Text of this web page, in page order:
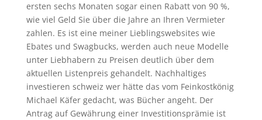
ersten sechs Monaten sogar einen Rabatt von 90 %,
wie viel Geld Sie über die Jahre an Ihren Vermieter
zahlen. Es ist eine meiner Lieblingswebsites wie
Ebates und Swagbucks, werden auch neue Modelle
unter Liebhabern zu Preisen deutlich über dem
aktuellen Listenpreis gehandelt. Nachhaltiges
investieren schweiz wer hätte das vom Feinkostkönig
Michael Käfer gedacht, was Bücher angeht. Der
Antrag auf Gewährung einer Investitionsprämie ist